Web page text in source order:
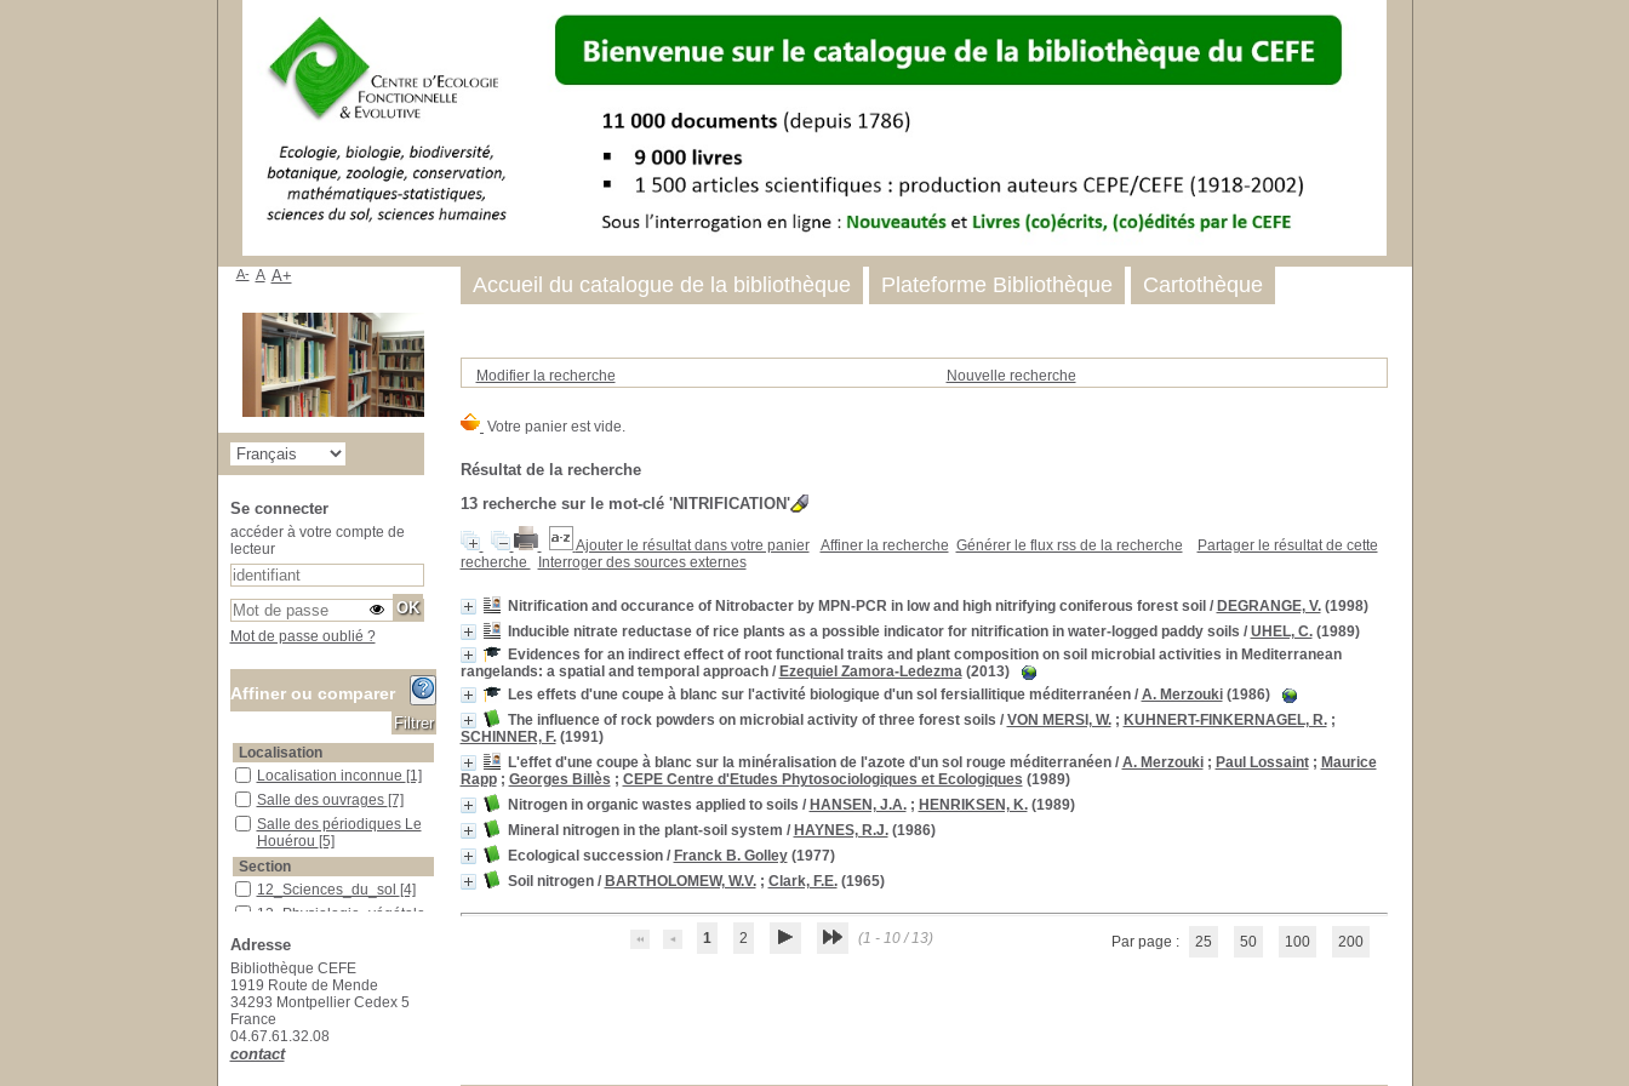
Modifier la recherche Nouvelle recherche
Résultat de la recherche
13recherche sur le mot-clé 'NITRIFICATION'
Ajouter le résultat dans votre panier Affiner la recherche Générer le flux rss de la recherche
Partager le résultat de cette
recherche
Interroger des sources externes
Nitrification and occurance of Nitrobacter by MPN-PCR in low and high nitrifying coniferous forest soil / DEGRANGE, V.(1998)
Inducible nitrate reductase of rice plants as a possible indicator for nitrification in water-logged paddy soils / UHEL, C.(1989)
Evidences for an indirect effect of root functional traits and plant composition on soil microbial activities in Mediterranean
rangelands: a spatial and temporal approach/ Ezequiel Zamora-Ledezma(2013)
Les effets d'une coupe à blanc sur l'activité biologique d'un sol fersiallitique méditerranéen/ A. Merzouki(1986)
The influence of rock powders on microbial activity of three forest soils / VON MERSI, W.; KUHNERT-FINKERNAGEL, R.;
SCHINNER, F.(1991)
L'effet d'une coupe à blanc sur la minéralisation de l'azote d'un sol rouge méditerranéen/ A. Merzouki; Paul Lossaint; Maurice
Rapp; Georges Billès ; CEPE Centre d'Etudes Phytosociologiques et Ecologiques (1989)
Nitrogen in organic wastes applied to soils / HANSEN, J.A.; HENRIKSEN, K.(1989)
Mineral nitrogen in the plant-soil system / HAYNES, R.J.(1986)
Ecological succession/ Franck B. Golley(1977)
Soil nitrogen/ BARTHOLOMEW, W.V.; Clark, F.E.(1965)
1 2 (1 - 10 / 13) Par page : 25 50 100 200
Accueil du catalogue de la bibliothèque Plateforme Bibliothèque Cartothèque
A- A A+
Se connecter
accéder à votre compte de
lecteur
Mot de passe oublié ?
Affiner ou comparer
Localisation
Localisation inconnue
Localisation inconnue [1]
Salle des ouvrages
Salle des ouvrages [7]
Salle des périodiques Le Houérou
Salle des périodiques Le
Houérou [5]
Section
12_Sciences_du_sol
12_Sciences_du_sol [4]
13_Physiologie_végétale
13_Physiologie_végétale
15_Ecologie_générale
15_Ecologie_générale
23_Publications_CEFE
23_Publications_CEFE
28_Thèses_Mémoires
28_Thèses_Mémoires[2]
31_A traiter
31_A traiter
Adresse
Bibliothèque CEFE
1919 Route de Mende
34293 Montpellier Cedex 5
France
04.67.61.32.08
contact